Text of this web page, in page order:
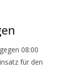
08:00
für den